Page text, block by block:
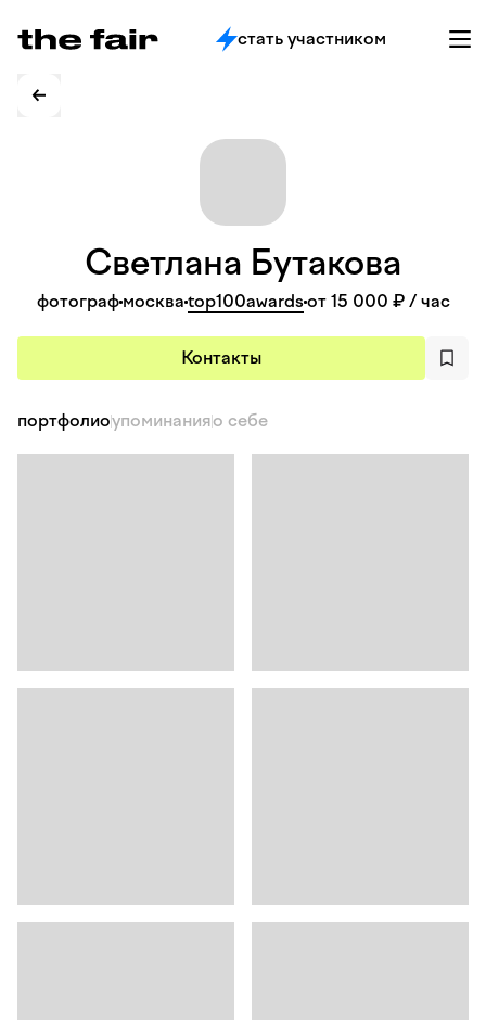
стать участником
Светлана Бутакова
фотографмоскваtop100awardsот 15 000 ₽/ час
Контакты
портфолиоупоминанияо себе